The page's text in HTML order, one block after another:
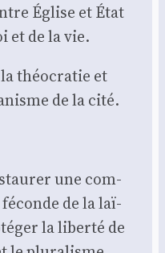
Église et État
et de la vie.
théo­cra­tie et
de la cité.
une com­
de la laï­
la liber­té de